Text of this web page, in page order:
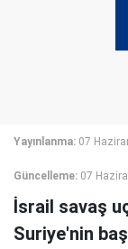
Yayınlanma: 07
Güncelleme: 07
İsrail savaş
Suriye'nin